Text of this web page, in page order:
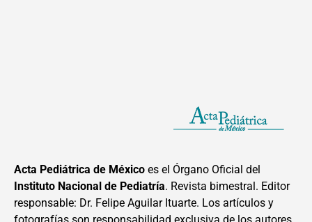
Acta Pediátrica de México es el Órgano Oficial del
Instituto Nacional de Pediatría. Revista bimestral. Editor
responsable: Dr. Felipe Aguilar Ituarte. Los artículos y
fotografías son responsabilidad exclusiva de los autores.